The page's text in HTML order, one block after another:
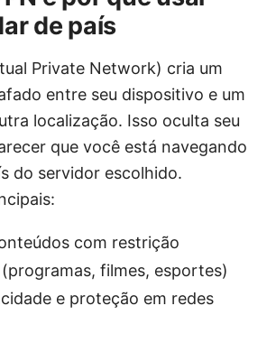
de país
Private Network) cria um
entre seu dispositivo e um
localização. Isso oculta seu
que você está navegando
do servidor escolhido.
com restrição
filmes, esportes)
e proteção em redes